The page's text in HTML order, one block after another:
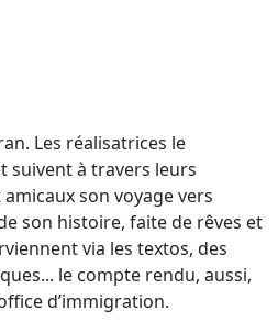
Les réalisatrices le
suivent à travers leurs
son voyage vers
son histoire, faite de rêves et
via les textos, des
le compte rendu, aussi,
d’immigration.